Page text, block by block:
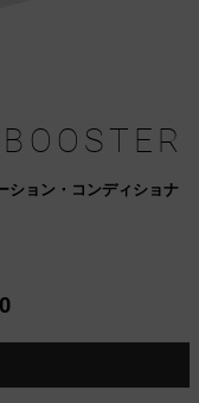
ション・コンディショナ